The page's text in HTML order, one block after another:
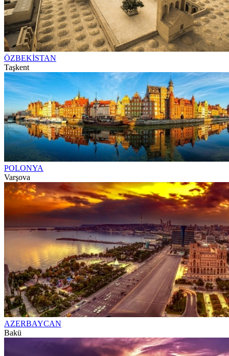
ÖZBEKİSTAN
Taşkent
POLONYA
Varşova
AZERBAYCAN
Bakü